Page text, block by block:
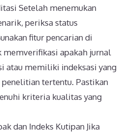
Setelah menemukan
periksa status
fitur pencarian di
apakah jurnal
atau memiliki indeksasi yang
tertentu. Pastikan
kriteria kualitas yang
dan Indeks Kutipan Jika